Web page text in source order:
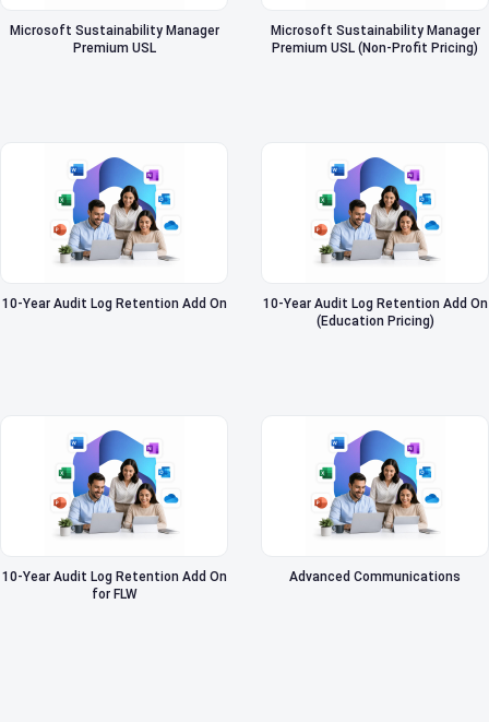
Microsoft Sustainability Manager
Premium USL
Microsoft Sustainability Manager
Premium USL (Non-Profit Pricing)
10-Year Audit Log Retention Add On
10-Year Audit Log Retention Add On
(Education Pricing)
10-Year Audit Log Retention Add On
for FLW
Advanced Communications